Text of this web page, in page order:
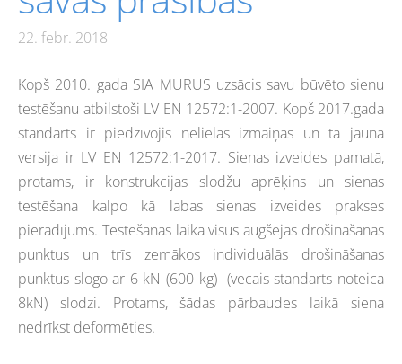
22. febr. 2018
Kopš 2010. gada SIA MURUS uzsācis savu būvēto sienu
testēšanu atbilstoši LV EN 12572:1-2007. Kopš 2017.gada
standarts ir piedzīvojis nelielas izmaiņas un tā jaunā
versija ir LV EN 12572:1-2017. Sienas izveides pamatā,
protams, ir konstrukcijas slodžu aprēķins un sienas
testēšana kalpo kā labas sienas izveides prakses
pierādījums. Testēšanas laikā visus augšējās drošināšanas
punktus un trīs zemākos individuālās drošināšanas
punktus slogo ar 6 kN (600 kg) (vecais standarts noteica
8kN) slodzi. Protams, šādas pārbaudes laikā siena
nedrīkst deformēties.